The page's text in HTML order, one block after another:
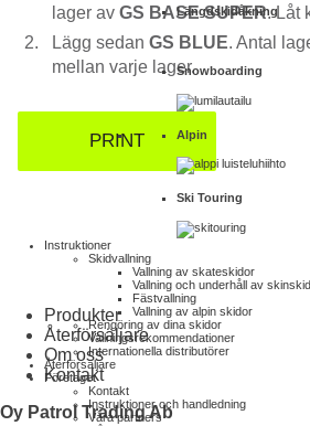
Längdskidåkning
Snowboarding
Alpin
Ski Touring
Instruktioner
Skidvallning
Vallning av skateskidor
Vallning och underhåll av
Fästvallning
Vallning av alpin skidor
Rengöring av dina skidor
Vallnings­rekommendationer
Internationella distributörer
Återförsäljare
Företaget
Kontakt
Instruktioner och handledning
Våra partners
lager avGS BASE SUPER. Låt
Lägg sedanGS BLUE. Antal
mellan varje lager.
PRINT
Produkter
Återförsäljare
Om oss
Kontakt
Oy Patrol Trading Ab